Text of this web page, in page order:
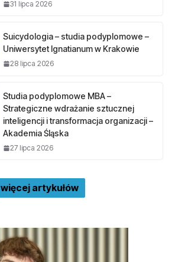
31 lipca 2026
Suicydologia – studia podyplomowe –
Uniwersytet Ignatianum w Krakowie
28 lipca 2026
Studia podyplomowe MBA –
Strategiczne wdrażanie sztucznej
inteligencji i transformacja organizacji –
Akademia Śląska
27 lipca 2026
więcej artykułów